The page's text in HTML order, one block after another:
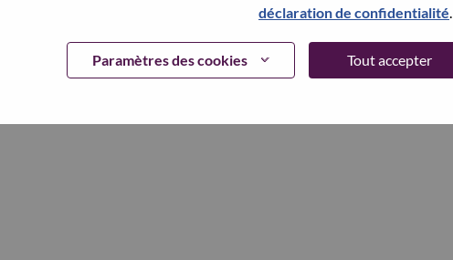
déclaration de confidentialité
Paramètres des cookies Tout accepter